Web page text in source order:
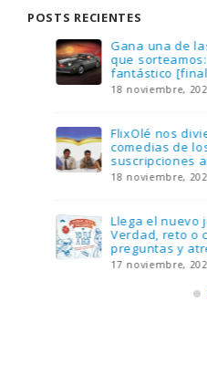
POSTS RECIENTES
Gana una de las
que sorteamos:
fantástico
18 noviembre, 2022
FlixOlé nos divierte
comedias de los 80
suscripciones
18 noviembre, 2022
Llega el nuevo
Verdad, reto o
preguntas y
17 noviembre, 2022